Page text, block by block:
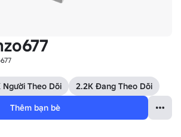
Người Theo Dõi
2.2K Đang Theo Dõi
Thêm bạn bè